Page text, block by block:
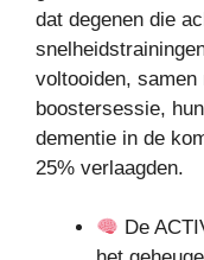
dat degenen die
voltooiden,
boostersessie,
dementie in de
25% verlaagden.
De